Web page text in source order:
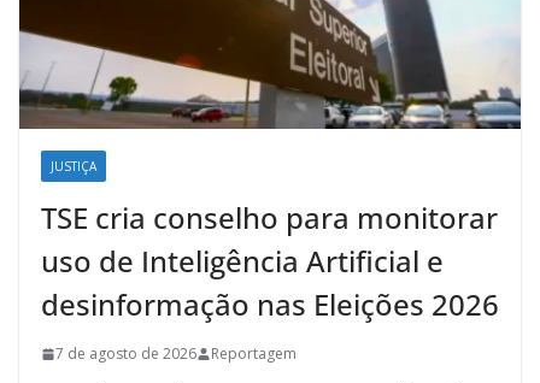
JUSTIÇA
TSE cria conselho para monitorar
uso de Inteligência Artificial e
desinformação nas Eleições 2026
7 de agosto de 2026 Reportagem